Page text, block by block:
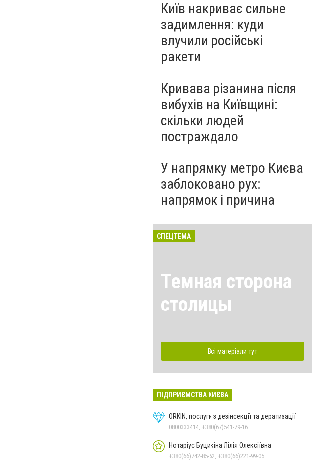
Київ накриває сильне
задимлення: куди
влучили російські
ракети
Кривава різанина після
вибухів на Київщині:
скільки людей
постраждало
У напрямку метро Києва
заблоковано рух:
напрямок і причина
СПЕЦТЕМА
Темная сторона
столицы
Всі матеріали тут
ПІДПРИЄМСТВА КИЄВА
ORKIN, послуги з дезінсекції та дератизації
0800333414, +380(67)541-79-16
Нотаріус Буцикіна Лілія Олексіївна
+380(66)742-85-52, +380(66)221-99-05